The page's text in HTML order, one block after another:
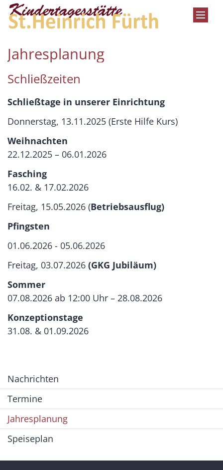
Zum Inhalt springen
Jahresplanung
Schließzeiten
Schließtage in unserer Einrichtung
Donnerstag, 13.11.2025 (Erste Hilfe Kurs)
Weihnachten
22.12.2025 – 06.01.2026
Fasching
16.02. & 17.02.2026
Freitag, 15.05.2026 (Betriebsausflug)
Pfingsten
01.06.2026 - 05.06.2026
Freitag, 03.07.2026 (GKG Jubiläum)
Sommer
07.08.2026 ab 12:00 Uhr – 28.08.2026
Konzeptionstage
31.08. & 01.09.2026
Nachrichten
Termine
Jahresplanung
Speiseplan